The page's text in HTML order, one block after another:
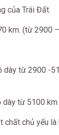
của Trái Đất.
km. (từ 2900
dày từ 2900 -
dày từ 5100
chất chủ yếu